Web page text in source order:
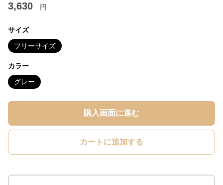
3,630 円
サイズ
フリーサイズ
カラー
グレー
購入画面に進む
カートに追加する